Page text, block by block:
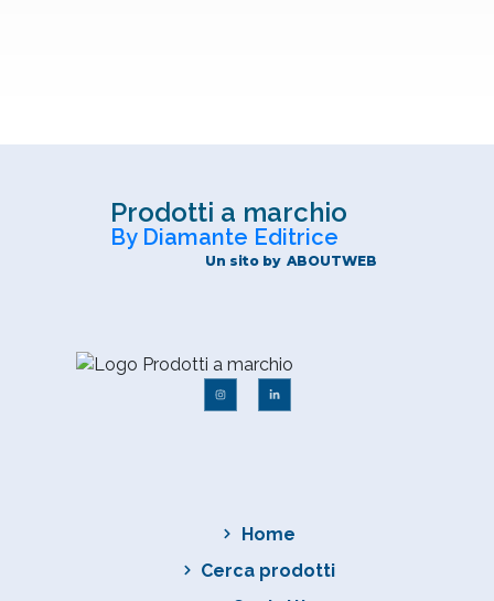
Prodotti a marchio
By Diamante Editrice
Un sito by ABOUTWEB
Home
Cerca prodotti